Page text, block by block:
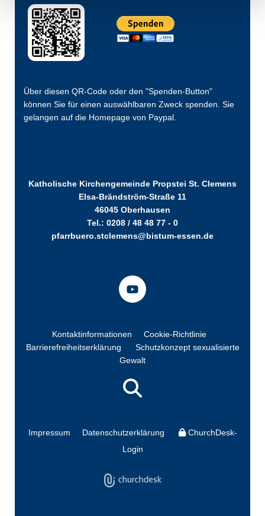
Über diesen QR-Code oder den "Spenden-Button"
können Sie für einen auswählbaren Zweck spenden. Sie
gelangen auf die Homepage von Paypal.
Katholische Kirchengemeinde Propstei St. Clemens
Elsa-Brändström-Straße 11
46045 Oberhausen
Tel.: 0208 / 48 48 77 - 0
pfarrbuero.stclemens@bistum-essen.de
Kontaktinformationen
Cookie-Richtlinie
Barrierefreiheitserklärung
Schutzkonzept sexualisierte
Gewalt
Impressum Datenschutzerklärung
ChurchDesk-
Login